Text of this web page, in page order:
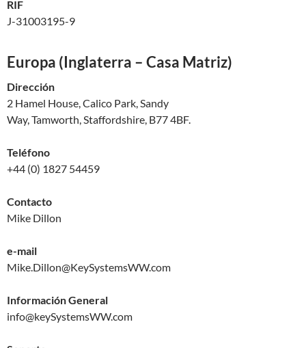
RIF
J-31003195-9
Europa (Inglaterra – Casa Matriz)
Dirección
2 Hamel House, Calico Park, Sandy
Way, Tamworth, Staffordshire, B77 4BF.
Teléfono
+44 (0) 1827 54459
Contacto
Mike Dillon
e-mail
Mike.Dillon@KeySystemsWW.com
Información General
info@keySystemsWW.com